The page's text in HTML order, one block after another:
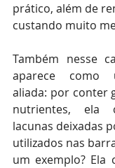
prático, além de
custando muito
Também nesse
aparece como
aliada: por conter
nutrientes, ela
lacunas deixadas
utilizados nas
um exemplo? Ela